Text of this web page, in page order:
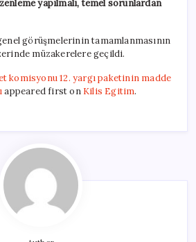
yapılmalı, temel sorunlardan
görüşmelerinin tamamlanmasının
müzakerelere geçildi.
komisyonu 12. yargı paketinin madde
appeared first on Kilis Egitim.